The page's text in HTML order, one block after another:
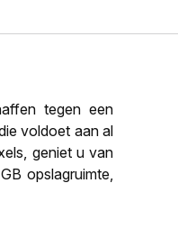
tegen een
voldoet aan al
geniet u van
opslagruimte,